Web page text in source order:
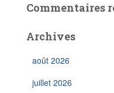
Commentaires
Archives
août 2026
juillet 2026